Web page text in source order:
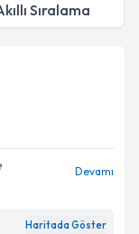
Sıralama
Devamı
Haritada Göster